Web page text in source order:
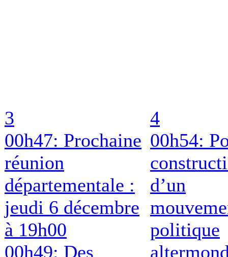
3
00h47: Prochaine
réunion
départementale :
jeudi 6 décembre
à 19h00
00h49: Des
4
00h54:
d’un
politique